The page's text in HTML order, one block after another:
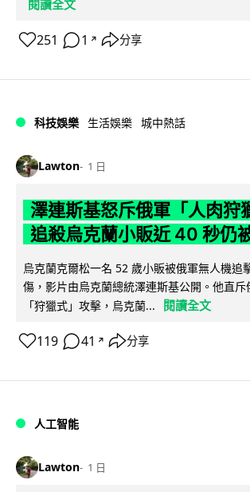
閱讀全文
251 1 ↗ 分享
科技娛樂 生活娛樂 城中熱話
Lawton 1 日
澤連斯基怒斥俄軍「人肉狩
追殺烏克蘭小販近 40 秒仍
烏克蘭克爾松一名 52 歲小販被俄軍無人機追
傷，影片由烏克蘭總統澤連斯基公開。他直
「狩獵式」攻擊，烏克蘭...
閱讀全文
119 41 ↗ 分享
人工智能
Lawton 1 日